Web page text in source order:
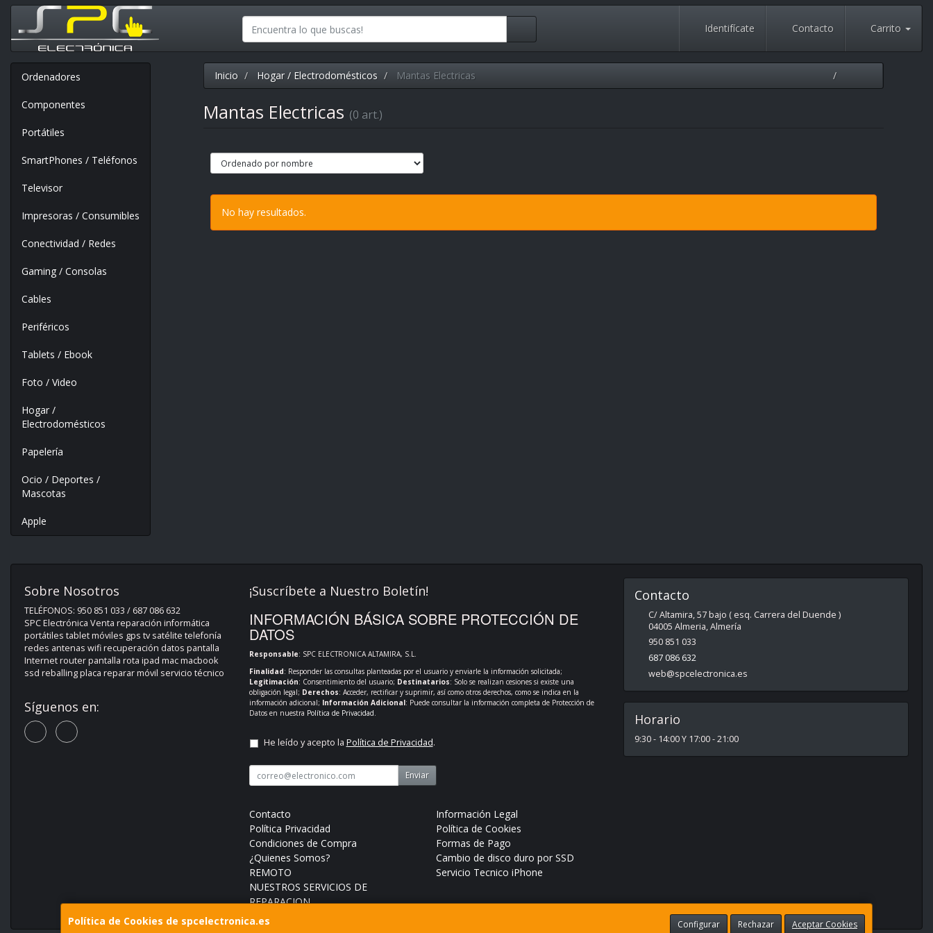
Identifícate Contacto Carrito
Ordenadores
Componentes
Portátiles
SmartPhones / Teléfonos
Televisor
Impresoras / Consumibles
Conectividad / Redes
Gaming / Consolas
Cables
Periféricos
Tablets / Ebook
Foto / Video
Hogar /
Electrodomésticos
Papelería
Ocio / Deportes /
Mascotas
Apple
Inicio Hogar / Electrodomésticos Mantas Electricas
Mantas Electricas (0 art.)
No hay resultados.
Política de Cookies de spcelectronica.es Configurar Rechazar Aceptar Cookies
Sobre Nosotros
TELÉFONOS: 950 851 033 / 687 086 632
SPC Electrónica Venta reparación informática
portátiles tablet móviles gps tv satélite telefonía
redes antenas wifi recuperación datos pantalla
Internet router pantalla rota ipad mac macbook
ssd reballing placa reparar móvil servicio técnico
Síguenos en:
¡Suscríbete a Nuestro Boletín!
INFORMACIÓN BÁSICA SOBRE PROTECCIÓN DE
DATOS
Responsable: SPC ELECTRONICA ALTAMIRA, S.L.
Finalidad: Responder las consultas planteadas por el usuario y enviarle la información solicitada;
Legitimación: Consentimiento del usuario; Destinatarios: Solo se realizan cesiones si existe una
obligación legal; Derechos: Acceder, rectificar y suprimir, así como otros derechos, como se indica en la
información adicional; Información Adicional: Puede consultar la información completa de Protección de
Datos en nuestra Política de Privacidad.
He leído y acepto la Política de Privacidad.
Enviar
Contacto
Información Legal
Política Privacidad
Política de Cookies
Condiciones de Compra
Formas de Pago
¿Quienes Somos?
Cambio de disco duro por SSD
REMOTO
Servicio Tecnico iPhone
NUESTROS SERVICIOS DE
REPARACION
Contacto
C/ Altamira, 57 bajo ( esq. Carrera del Duende )
04005 Almeria,Almería
950 851 033
687 086 632
web@spcelectronica.es
Horario
9:30 - 14:00 Y 17:00 - 21:00